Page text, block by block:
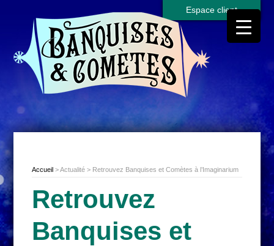
Espace client
Accueil > Actualité > Retrouvez Banquises et Comètes à l’Imaginarium
Retrouvez
Banquises et